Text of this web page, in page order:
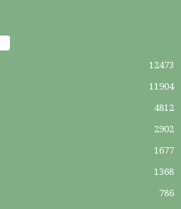
12473
11904
4812
2902
1677
1368
786